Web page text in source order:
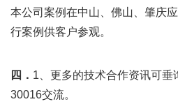
本公司案例在中山、佛山、肇庆
行案例供客户参观。
四． 1、更多的技术合作资讯可
30016交流。